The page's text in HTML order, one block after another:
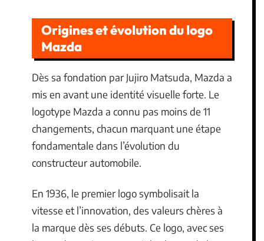
Origines et évolution du logo
Mazda
Dès sa fondation par Jujiro Matsuda, Mazda a
mis en avant une identité visuelle forte. Le
logotype Mazda a connu pas moins de 11
changements, chacun marquant une étape
fondamentale dans l’évolution du
constructeur automobile.
En 1936, le premier logo symbolisait la
vitesse et l’innovation, des valeurs chères à
la marque dès ses débuts. Ce logo, avec ses